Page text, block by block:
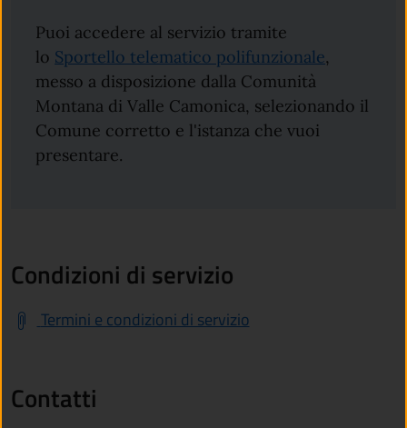
Puoi accedere al servizio tramite
lo Sportello telematico polifunzionale,
messo a disposizione dalla Comunità
Montana di Valle Camonica, selezionando il
Comune corretto e l'istanza che vuoi
presentare.
Condizioni di servizio
Termini e condizioni di servizio
Contatti